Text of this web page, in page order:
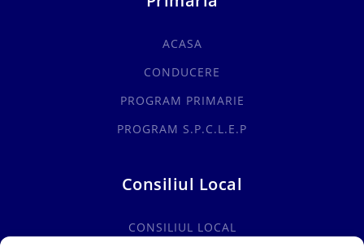
ACASA
CONDUCERE
PROGRAM PRIMARIE
PROGRAM S.P.C.L.E.P
Consiliul Local
CONSILIUL LOCAL